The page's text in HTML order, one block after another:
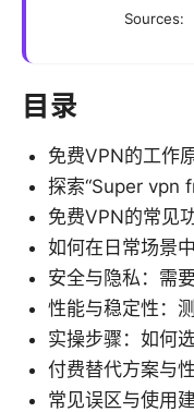
Sources:
目录
免费VPN的工作
探索“Super vpn
免费VPN的常见
如何在日常场景
安全与隐私：需
性能与稳定性：
实操步骤：如何
付费替代方案与
常见误区与使用